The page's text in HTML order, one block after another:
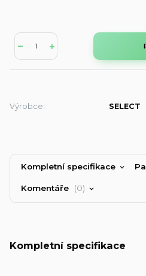
Výrobce: SELECT
Kompletní specifikace
Komentáře 0
Kompletní specifikace